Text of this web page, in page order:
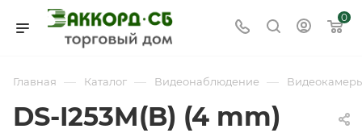
0
Главная — Каталог — Видеонаблюдение —
DS-I253M(B) (4 mm)